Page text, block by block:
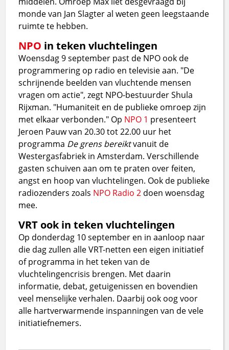
monde van Jan Slagter al weten geen leegstaande
ruimte te hebben.
NPO in teken vluchtelingen
Woensdag 9 september past de NPO ook de
programmering op radio en televisie aan. "De
schrijnende beelden van vluchtende mensen
vragen om actie", zegt NPO-bestuurder Shula
Rijxman. "Humaniteit en de publieke omroep zijn
met elkaar verbonden." Op NPO 1 presenteert
Jeroen Pauw van 20.30 tot 22.00 uur het
programma De grens bereiktvanuit de
Westergasfabriek in Amsterdam. Verschillende
gasten schuiven aan om te praten over feiten,
angst en hoop van vluchtelingen. Ook de publieke
radiozenders zoals NPO Radio 2 doen woensdag
mee.
VRT ook in teken vluchtelingen
Op donderdag 10 september en in aanloop naar
die dag zullen alle VRT-netten een eigen initiatief
of programma in het teken van de
vluchtelingencrisis brengen. Met daarin
informatie, debat, getuigenissen en bovendien
veel menselijke verhalen. Daarbij ook oog voor
alle hartverwarmende inspanningen van de vele
initiatiefnemers.